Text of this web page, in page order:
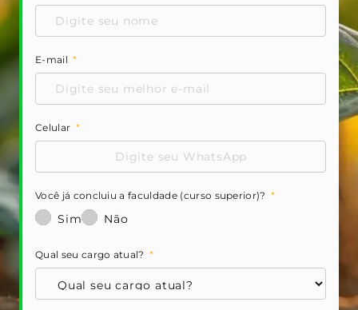
E-mail
Celular
Você já concluiu a faculdade (curso superior)?
Sim Não
Qual seu cargo atual?